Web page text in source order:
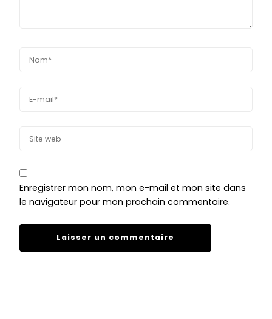
Enregistrer mon nom, mon e-mail et mon site dans
le navigateur pour mon prochain commentaire.